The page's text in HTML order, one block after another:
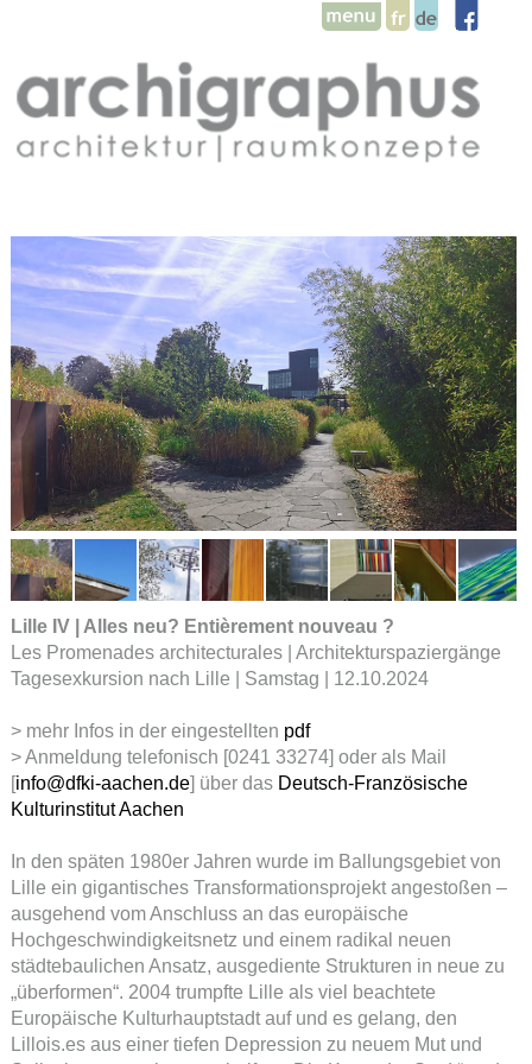
Lille IV | Alles neu? Entièrement nouveau ?
Les Promenades architecturales | Architekturspaziergänge
Tagesexkursion nach Lille | Samstag | 12.10.2024
> mehr Infos in der eingestellten pdf
> Anmeldung telefonisch [0241 33274] oder als Mail
[info@dfki-aachen.de] über das Deutsch-Französische
Kulturinstitut Aachen
In den späten 1980er Jahren wurde im Ballungsgebiet von
Lille ein gigantisches Transformationsprojekt angestoßen –
ausgehend vom Anschluss an das europäische
Hochgeschwindigkeitsnetz und einem radikal neuen
städtebaulichen Ansatz, ausgediente Strukturen in neue zu
„überformen“. 2004 trumpfte Lille als viel beachtete
Europäische Kulturhauptstadt auf und es gelang, den
Lillois.es aus einer tiefen Depression zu neuem Mut und